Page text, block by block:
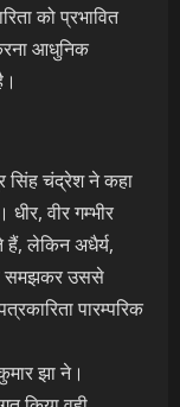
को प्रभावित
आधुनिक
सिंह चंद्रेश ने कहा
वीर गम्भीर
लेकिन अधैर्य,
समझकर उससे
पारम्परिक
झा ने।